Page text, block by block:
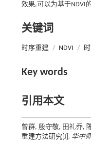
效果,可以为基于NDVI
关键词
时序重建 / NDVI /
Key words
引用本文
曾群, 殷守敬, 田礼乔,
重建方法研究[J]. 华中